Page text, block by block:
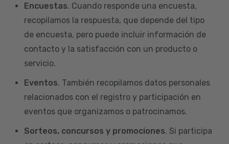
Encuestas. Cuando responde una encuesta,
recopilamos la respuesta, que depende del tipo
de encuesta, pero puede incluir información de
contacto y la satisfacción con un producto o
servicio.
Eventos. También recopilamos datos personales
relacionados con el registro y participación en
eventos que organizamos o patrocinamos.
Sorteos, concursos y promociones. Si participa